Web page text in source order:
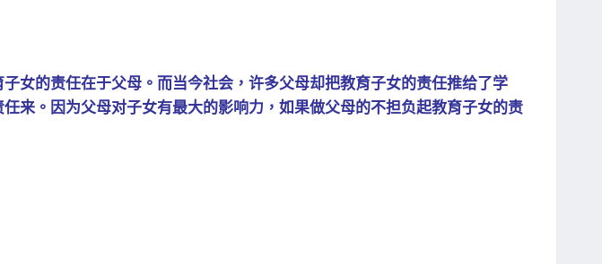
女的责任在于父母。而当今社会，许多父母却把教育子女的责任推给了学
来。因为父母对子女有最大的影响力，如果做父母的不担负起教育子女的责